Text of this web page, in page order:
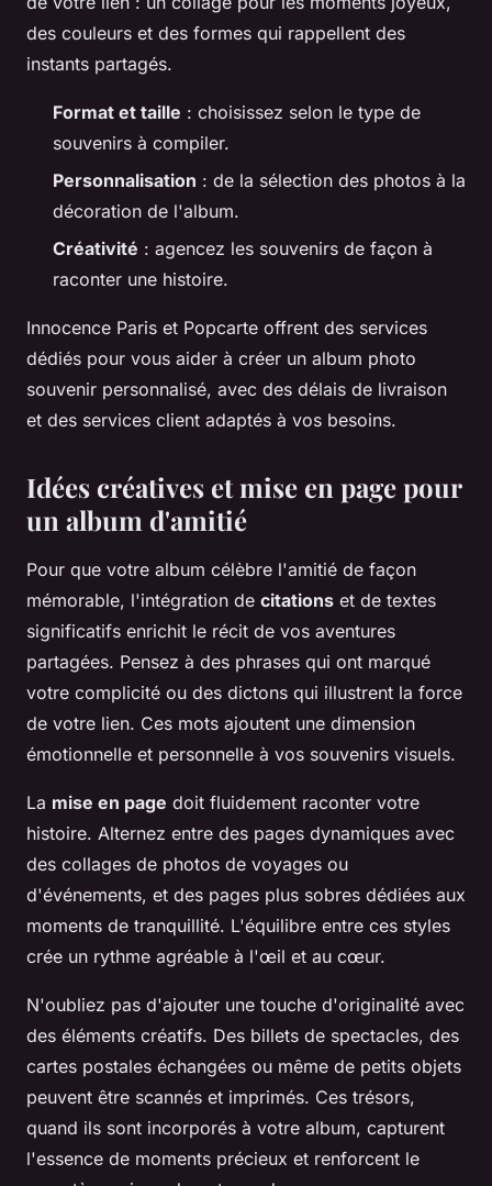
des couleurs et des formes qui rappellent des
instants partagés.
Format et taille : choisissez selon le type de
souvenirs à compiler.
Personnalisation : de la sélection des photos à la
décoration de l'album.
Créativité : agencez les souvenirs de façon à
raconter une histoire.
Innocence Paris et Popcarte offrent des services
dédiés pour vous aider à créer un album photo
souvenir personnalisé, avec des délais de livraison
et des services client adaptés à vos besoins.
Idées créatives et mise en page pour
un album d'amitié
Pour que votre album célèbre l'amitié de façon
mémorable, l'intégration de citations et de textes
significatifs enrichit le récit de vos aventures
partagées. Pensez à des phrases qui ont marqué
votre complicité ou des dictons qui illustrent la force
de votre lien. Ces mots ajoutent une dimension
émotionnelle et personnelle à vos souvenirs visuels.
La mise en page doit fluidement raconter votre
histoire. Alternez entre des pages dynamiques avec
des collages de photos de voyages ou
d'événements, et des pages plus sobres dédiées aux
moments de tranquillité. L'équilibre entre ces styles
crée un rythme agréable à l'œil et au cœur.
N'oubliez pas d'ajouter une touche d'originalité avec
des éléments créatifs. Des billets de spectacles, des
cartes postales échangées ou même de petits objets
peuvent être scannés et imprimés. Ces trésors,
quand ils sont incorporés à votre album, capturent
l'essence de moments précieux et renforcent le